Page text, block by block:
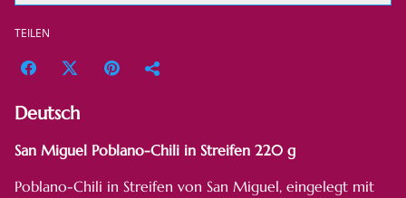
TEILEN
Deutsch
San Miguel Poblano-Chili in Streifen 220 g
Poblano-Chili in Streifen von San Miguel, eingelegt mit